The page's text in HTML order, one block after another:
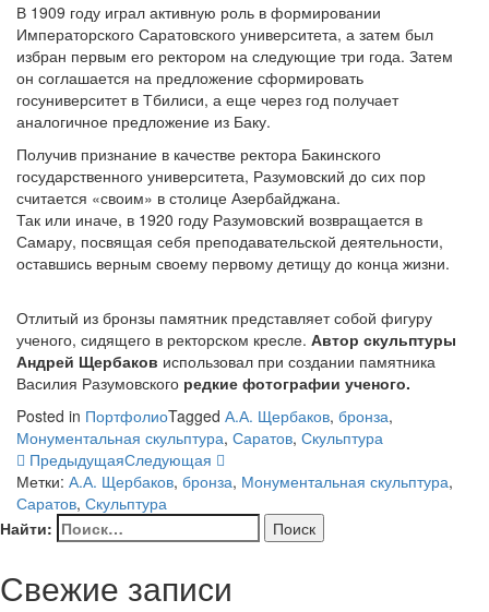
В 1909 году играл активную роль в формировании
Императорского Саратовского университета, а затем был
избран первым его ректором на следующие три года. Затем
он соглашается на предложение сформировать
госуниверситет в Тбилиси, а еще через год получает
аналогичное предложение из Баку.
Получив признание в качестве ректора Бакинского
государственного университета, Разумовский до сих пор
считается «своим» в столице Азербайджана.
Так или иначе, в 1920 году Разумовский возвращается в
Самару, посвящая себя преподавательской деятельности,
оставшись верным своему первому детищу до конца жизни.
Отлитый из бронзы памятник представляет собой фигуру
ученого, сидящего в ректорском кресле. Автор скульптуры
Андрей Щербаков использовал при создании памятника
Василия Разумовского редкие фотографии ученого.
Posted in ПортфолиоTagged А.А. Щербаков, бронза,
Монументальная скульптура, Саратов, Скульптура
ПредыдущаяСледующая
Метки: А.А. Щербаков, бронза, Монументальная скульптура,
Саратов, Скульптура
Найти:
Свежие записи